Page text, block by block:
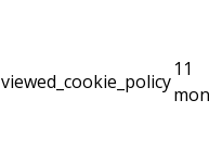
viewed_cookie_policy
11